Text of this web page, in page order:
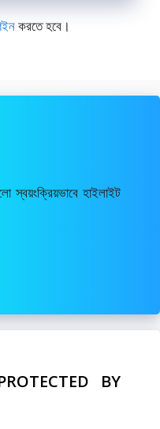
করতে হবে।
স্বয়ংক্রিয়ভাবে হাইলাইট
BY